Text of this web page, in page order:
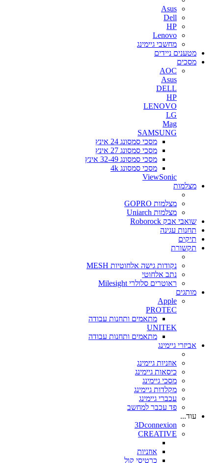
Asus
Dell
HP
Lenovo
מחשבי גיימינג
מטענים ניידים
מסכים
AOC
Asus
DELL
HP
LENOVO
LG
Mag
SAMSUNG
מסכי סמסונג 24 אינץ
מסכי סמסונג 27 אינץ
מסכי סמסונג 32-49 אינץ
מסכי סמסונג 4k
ViewSonic
מצלמות
מצלמות GOPRO
מצלמות Uniarch
שואבי אבק Roborock
תחנות עגינה
תיקים
תקשורת
נקודות גישה אלחוטיות MESH
נתב אלחוטי
ראוטרים סלולרי Milesight
מותגים
Apple
PROTEC
מתאמים ותחנות עבודה
UNITEK
מתאמים ותחנות עבודה
אביזרי גיימינג
אוזניות גיימינג
כיסאות גיימינג
מסכי גיימינג
מקלדות גיימינג
עכברי גיימינג
פד עכבר למחשב
עוד...
3Dconnexion
CREATIVE
אוזניות
כרטיסי קול